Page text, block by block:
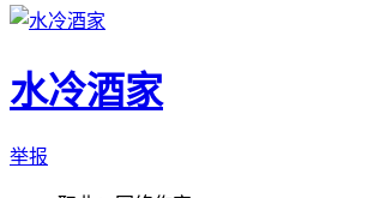
水冷酒家
举报